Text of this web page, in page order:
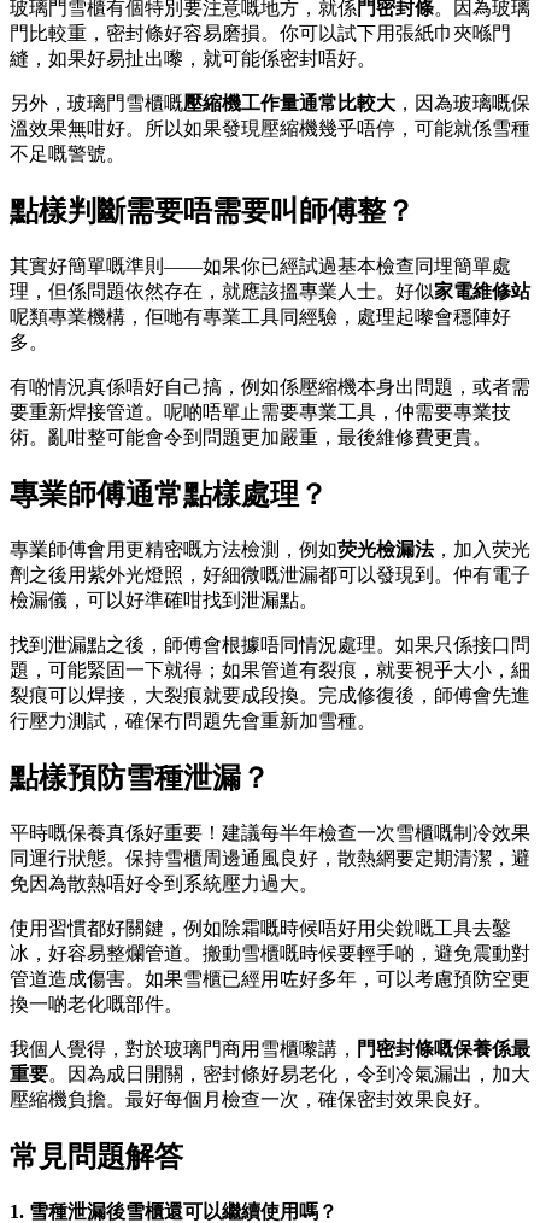
玻璃門雪櫃有個特別要注意嘅地方，就係門密封條。因為玻璃
門比較重，密封條好容易磨損。你可以試下用張紙巾夾喺門
縫，如果好易扯出嚟，就可能係密封唔好。
另外，玻璃門雪櫃嘅壓縮機工作量通常比較大 ，因為玻璃嘅保
溫效果無咁好。所以如果發現壓縮機幾乎唔停，可能就係雪種
不足嘅警號。
點樣判斷需要唔需要叫師傅整？
其實好簡單嘅準則——如果你已經試過基本檢查同埋簡單處
理，但係問題依然存在，就應該搵專業人士。好似家電維修站
呢類專業機構，佢哋有專業工具同經驗，處理起嚟會穩陣好
多。
有啲情況真係唔好自己搞，例如係壓縮機本身出問題，或者需
要重新焊接管道。呢啲唔單止需要專業工具，仲需要專業技
術。亂咁整可能會令到問題更加嚴重，最後維修費更貴。
專業師傅通常點樣處理？
專業師傅會用更精密嘅方法檢測，例如荧光檢漏法，加入荧光
劑之後用紫外光燈照，好細微嘅泄漏都可以發現到。仲有電子
檢漏儀，可以好準確咁找到泄漏點。
找到泄漏點之後，師傅會根據唔同情況處理。如果只係接口問
題，可能緊固一下就得；如果管道有裂痕，就要視乎大小，細
裂痕可以焊接，大裂痕就要成段換。完成修復後，師傅會先進
行壓力測試，確保冇問題先會重新加雪種。
點樣預防雪種泄漏？
平時嘅保養真係好重要！建議每半年檢查一次雪櫃嘅制冷效果
同運行狀態。保持雪櫃周邊通風良好，散熱網要定期清潔，避
免因為散熱唔好令到系統壓力過大。
使用習慣都好關鍵，例如除霜嘅時候唔好用尖銳嘅工具去鑿
冰，好容易整爛管道。搬動雪櫃嘅時候要輕手啲，避免震動對
管道造成傷害。如果雪櫃已經用咗好多年，可以考慮預防空更
換一啲老化嘅部件。
我個人覺得，對於玻璃門商用雪櫃嚟講， 門密封條嘅保養係最
重要。因為成日開關，密封條好易老化，令到冷氣漏出，加大
壓縮機負擔。最好每個月檢查一次，確保密封效果良好。
常見問題解答
1. 雪種泄漏後雪櫃還可以繼續使用嗎？